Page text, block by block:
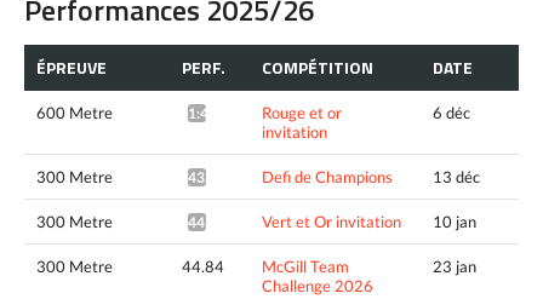
Performances 2025/26
ÉPREUVE PERF. COMPÉTITION DATE
600 Metre 1:41.95*
Rouge et or
invitation
6 déc
300 Metre 43.98* Defi de Champions 13 déc
300 Metre 44.24* Vert et Or invitation 10 jan
300 Metre 44.84
McGill Team
Challenge 2026
23 jan